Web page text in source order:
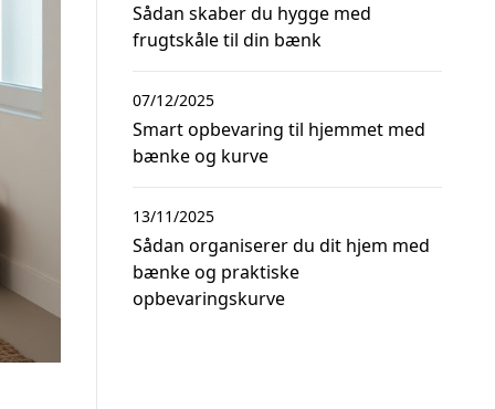
Sådan skaber du hygge med
frugtskåle til din bænk
Smart opbevaring til hjemmet med
bænke og kurve
07/12/2025
Sådan organiserer du dit hjem med
bænke og praktiske
opbevaringskurve
13/11/2025